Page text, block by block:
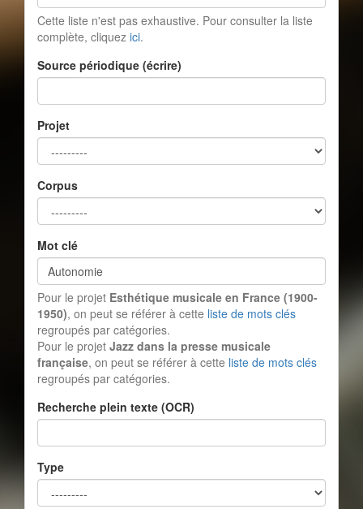
Cette liste n'est pas exhaustive. Pour consulter la liste
complète, cliquez ici.
Source périodique (écrire)
Projet
Corpus
Mot clé
Pour le projet Esthétique musicale en France (1900-
1950), on peut se référer à cette liste de mots clés
regroupés par catégories.
Pour le projet Jazz dans la presse musicale
française, on peut se référer à cette liste de mots clés
regroupés par catégories.
Recherche plein texte (OCR)
Type